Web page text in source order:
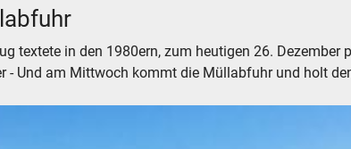
textete in den 1980ern, zum heutigen 26. Dezember
- Und am Mittwoch kommt die Müllabfuhr und holt